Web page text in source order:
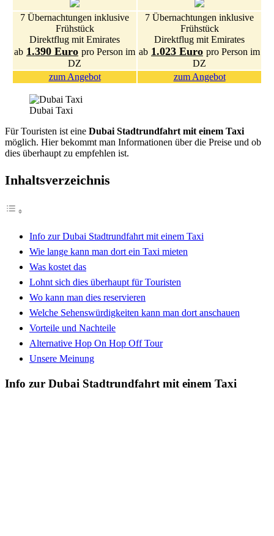
7 Übernachtungen inklusive
Frühstück
Direktflug mit Emirates
ab 1.390 Euro pro Person im
DZ
7 Übernachtungen inklusive
Frühstück
Direktflug mit Emirates
ab 1.023 Euro pro Person im
DZ
zum Angebot
zum Angebot
Dubai Taxi
Für Touristen ist eine Dubai Stadtrundfahrt mit einem Taxi
möglich. Hier bekommt man Informationen über die Preise und ob
dies überhaupt zu empfehlen ist.
Inhaltsverzeichnis
Info zur Dubai Stadtrundfahrt mit einem Taxi
Wie lange kann man dort ein Taxi mieten
Was kostet das
Lohnt sich dies überhaupt für Touristen
Wo kann man dies reservieren
Welche Sehenswürdigkeiten kann man dort anschauen
Vorteile und Nachteile
Alternative Hop On Hop Off Tour
Unsere Meinung
Info zur Dubai Stadtrundfahrt mit einem Taxi